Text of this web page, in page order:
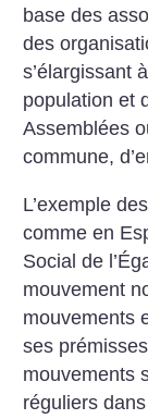
base des
des
s’élargissant
population et
Assemblées
commune,
L’exemple
comme en
Social de
mouvement
mouvements
ses
mouvements
réguliers